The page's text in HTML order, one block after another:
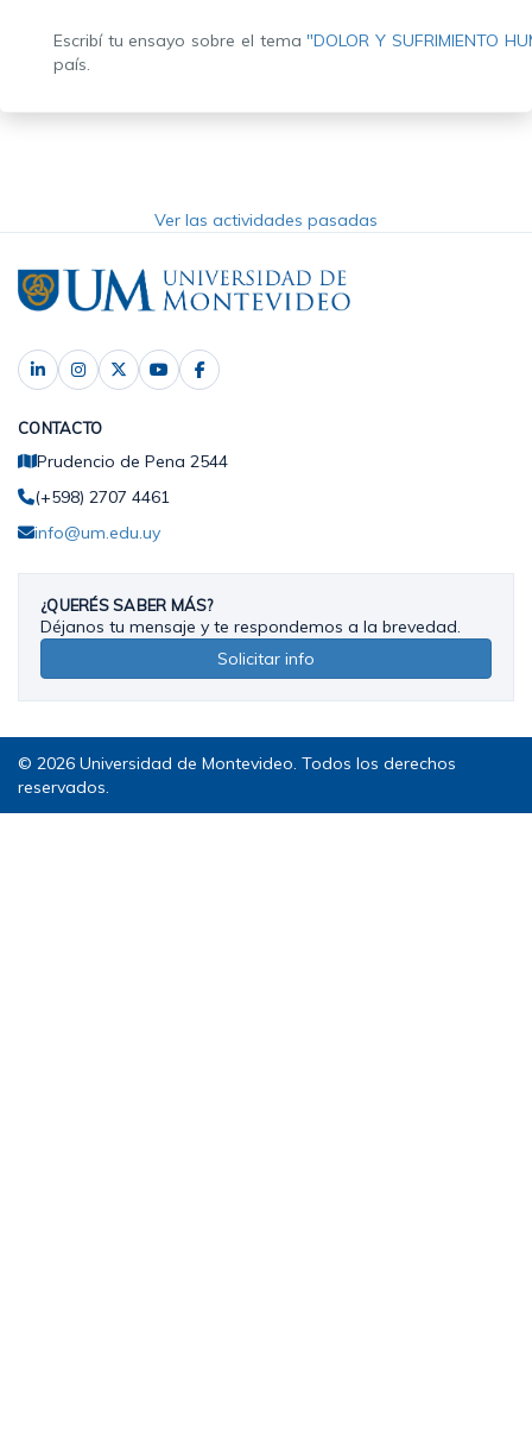
Escribí tu ensayo sobre el tema "DOLOR Y SUFRIMIENTO
país.
Ver las actividades pasadas
CONTACTO
Prudencio de Pena 2544
(+598) 2707 4461
info@um.edu.uy
¿QUERÉS SABER MÁS?
Déjanos tu mensaje y te respondemos a la brevedad.
Solicitar info
© 2026 Universidad de Montevideo. Todos los derechos
reservados.